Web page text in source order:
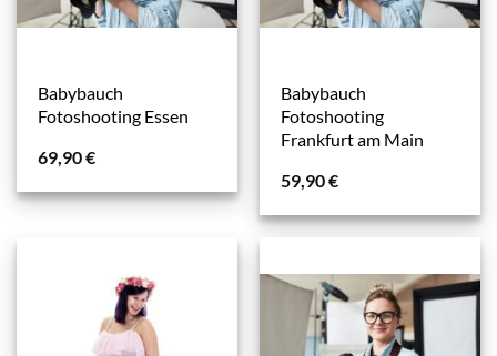
Babybauch
Fotoshooting Essen
69,90€
Babybauch
Fotoshooting
Frankfurt am Main
59,90€